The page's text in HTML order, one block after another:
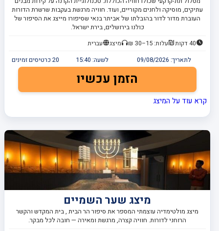
עתיקים, מוסיקה ולחנים מקוריים, ועוד. חוויה מרגשת בעקבות שרשרת הדורות
העוברת מדור לדור בהובלתו של אביתר בנאי שסיפורו מייצג את הסיפור של
כולנו בירושלים, בירת ישראל.
40 דקות עלות: 15–30 ₪ מיצג
עברית
לתאריך: 09/08/2026 לשעה: 15:40
20 כרטיסים זמינים
הזמן עכשיו
קרא עוד על המיצג
מיצג שער השמיים
מיצג מולטימדיה עוצמתי המספר את סיפור הר הבית , בית המקדש והקשר
הרוחני לדורות. חוויה קצרה, מרגשת ומאירה — חובה לכל מבקר.